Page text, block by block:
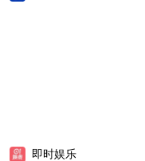
即时娱乐